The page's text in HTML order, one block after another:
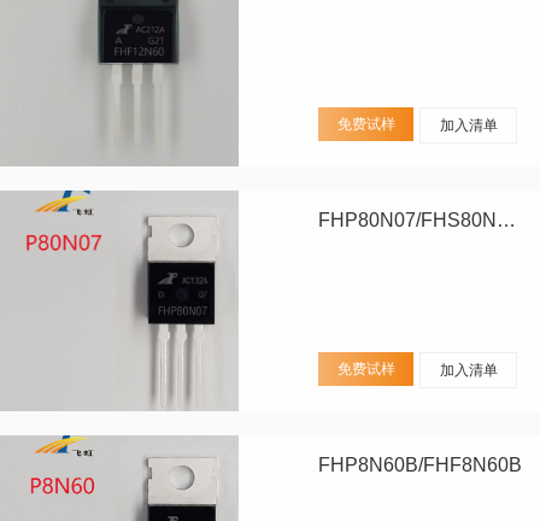
免费试样 加入清单
FHP80N07/FHS80N07/FHD80N07
免费试样 加入清单
FHP8N60B/FHF8N60B